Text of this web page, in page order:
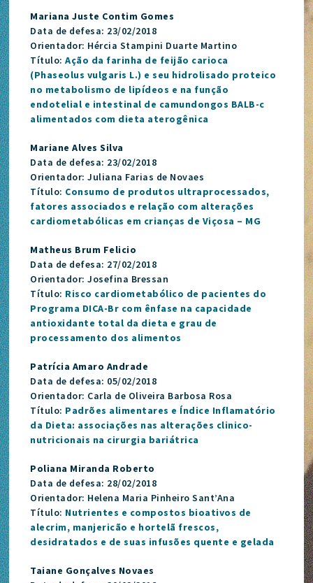
Mariana Juste Contim Gomes
Data de defesa: 23/02/2018
Orientador: Hércia Stampini Duarte Martino
Título:Ação da farinha de feijão carioca
(Phaseolus vulgaris L.) e seu hidrolisado proteico
no metabolismo de lipídeos e na função
endotelial e intestinal de camundongos BALB-c
alimentados com dieta aterogênica
Mariane Alves Silva
Data de defesa: 23/02/2018
Orientador: Juliana Farias de Novaes
Título: Consumo de produtos ultraprocessados,
fatores associados e relação com alterações
cardiometabólicas em crianças de Viçosa – MG
Matheus Brum Felicio
Data de defesa: 27/02/2018
Orientador: Josefina Bressan
Título: Risco cardiometabólico de pacientes do
Programa DICA-Br com ênfase na capacidade
antioxidante total da dieta e grau de
processamento dos alimentos
Patrícia Amaro Andrade
Data de defesa: 05/02/2018
Orientador: Carla de Oliveira Barbosa Rosa
Título: Padrões alimentares e Índice Inflamatório
da Dieta: associações nas alterações clinico-
nutricionais na cirurgia bariátrica
Poliana Miranda Roberto
Data de defesa: 28/02/2018
Orientador: Helena Maria Pinheiro Sant’Ana
Título: Nutrientes e compostos bioativos de
alecrim, manjericão e hortelã frescos,
desidratados e de suas infusões quente e gelada
Taiane Gonçalves Novaes